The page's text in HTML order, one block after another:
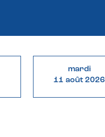
mardi
11 août 2026